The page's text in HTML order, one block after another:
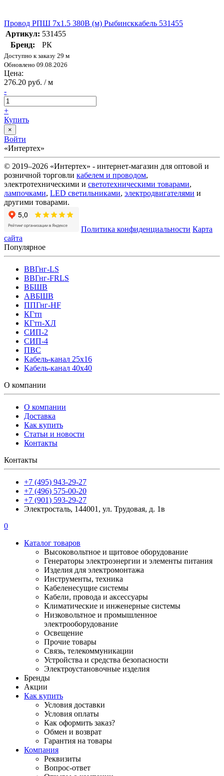
Провод РПШ 7х1.5 380В (м) Рыбинсккабель 531455
Артикул: 531455
Бренд:
РК
Доступно к заказу 29 м
Обновлено 09.08.2026
Цена:
276.20 руб. / м
-
+
Купить
×
Войти
«Интертех»
© 2019–2026 «Интертех» - интернет-магазин для оптовой и
розничной торговли кабелем и проводом,
электротехническими и светотехническими товарами,
лампочками, LED светильниками, электродвигателями и
другими товарами.
Политика конфиденциальности Карта
сайта
Популярное
ВВГнг-LS
ВВГнг-FRLS
ВБШВ
АВБШВ
ППГнг-HF
КГтп
КГтп-ХЛ
СИП-2
СИП-4
ПВС
Кабель-канал 25х16
Кабель-канал 40х40
О компании
О компании
Доставка
Как купить
Статьи и новости
Контакты
Контакты
+7 (495) 943-29-27
+7 (496) 575-00-20
+7 (901) 593-29-27
Электросталь, 144001, ул. Трудовая, д. 1в
0
Каталог товаров
Высоковольтное и щитовое оборудование
Генераторы электроэнергии и элементы питания
Изделия для электромонтажа
Инструменты, техника
Кабеленесущие системы
Кабели, провода и аксессуары
Климатические и инженерные системы
Низковольтное и промышленное
электрооборудование
Освещение
Прочие товары
Связь, телекоммуникации
Устройства и средства безопасности
Электроустановочные изделия
Бренды
Акции
Как купить
Условия доставки
Условия оплаты
Как оформить заказ?
Обмен и возврат
Гарантия на товары
Компания
Реквизиты
Вопрос-ответ